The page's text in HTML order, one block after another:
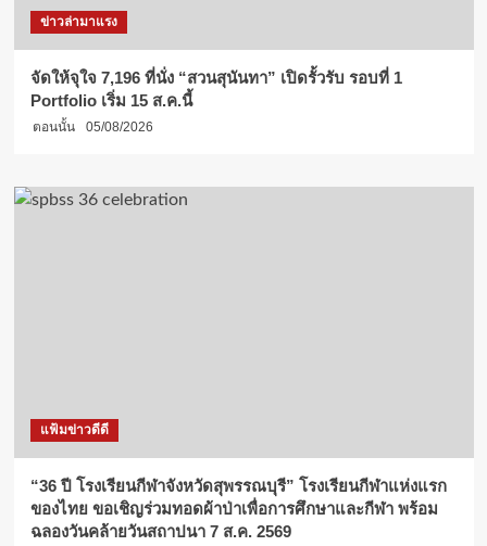
ข่าวล่ามาแรง
จัดให้จุใจ 7,196 ที่นั่ง “สวนสุนันทา” เปิดรั้วรับ รอบที่ 1
Portfolio เริ่ม 15 ส.ค.นี้
ตอนนั้น 05/08/2026
แฟ้มข่าวดีดี
“36 ปี โรงเรียนกีฬาจังหวัดสุพรรณบุรี” โรงเรียนกีฬาแห่งแรก
ของไทย ขอเชิญร่วมทอดผ้าป่าเพื่อการศึกษาและกีฬา พร้อม
ฉลองวันคล้ายวันสถาปนา 7 ส.ค. 2569